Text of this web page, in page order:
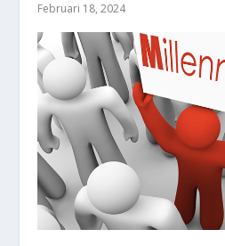
Februari 18, 2024